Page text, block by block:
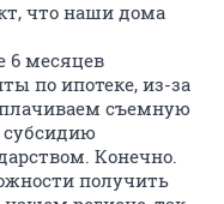
что наши дома
6 месяцев
по ипотеке, из-за
съемную
Конечно.
получить